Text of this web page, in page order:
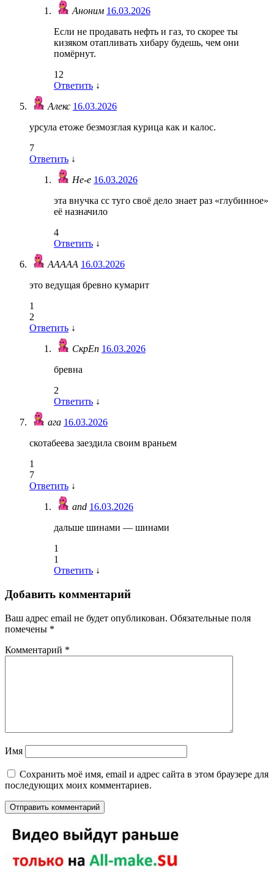
Аноним 16.03.2026
Если не продавать нефть и газ, то скорее ты
кизяком отапливать хибару будешь, чем они
помёрнут.
12
Ответить ↓
Алекс 16.03.2026
урсула етоже безмозглая курица как и калос.
7
Ответить ↓
Не-е 16.03.2026
эта внучка сс туго своё дело знает раз «глубинное»
её назначило
4
Ответить ↓
ААААА 16.03.2026
это ведущая бревно кумарит
1
2
Ответить ↓
СкрЕп 16.03.2026
бревна
2
Ответить ↓
ага 16.03.2026
скотабеева заездила своим враньем
1
7
Ответить ↓
and 16.03.2026
дальше шинами — шинами
1
1
Ответить ↓
Добавить комментарий
Ваш адрес email не будет опубликован. Обязательные поля
помечены *
Комментарий *
Имя
Сохранить моё имя, email и адрес сайта в этом браузере для
последующих моих комментариев.